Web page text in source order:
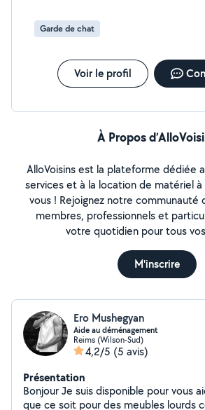
contacter. Je m'adapte à vos
toujours le maximum pour que vous
Garde de chat
Voir le profil
À Propos
AlloVoisins est la plateforme dédiée
services et à la location de matériel
vous ! Rejoignez notre communauté
membres, professionnels et
votre quotidien pour tous
M'inscrire
Ero Mushegyan
Aide au déménagement
Reims (Wilson-Sud)
4,2/5 (5 avis)
Présentation
Bonjour Je suis disponible pour vous
que ce soit pour des meubles lourds